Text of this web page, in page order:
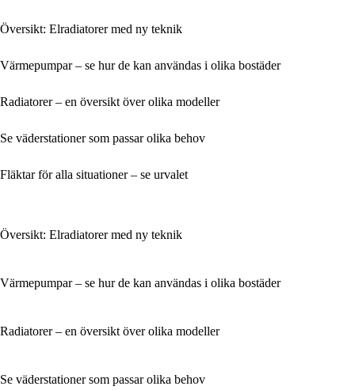
Översikt: Elradiatorer med ny teknik
Värmepumpar – se hur de kan användas i olika bostäder
Radiatorer – en översikt över olika modeller
Se väderstationer som passar olika behov
Fläktar för alla situationer – se urvalet
Översikt: Elradiatorer med ny teknik
Värmepumpar – se hur de kan användas i olika bostäder
Radiatorer – en översikt över olika modeller
Se väderstationer som passar olika behov